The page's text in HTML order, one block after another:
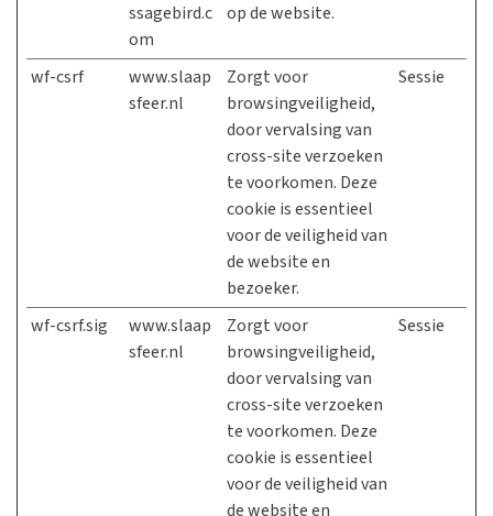
ssagebird.c
om
op de website.
wf-csrf
www.slaap
sfeer.nl
Zorgt voor
browsingveiligheid,
door vervalsing van
cross-site verzoeken
te voorkomen. Deze
cookie is essentieel
voor de veiligheid van
de website en
bezoeker.
Sessie
wf-csrf.sig
www.slaap
sfeer.nl
Zorgt voor
browsingveiligheid,
door vervalsing van
cross-site verzoeken
te voorkomen. Deze
cookie is essentieel
voor de veiligheid van
de website en
Sessie